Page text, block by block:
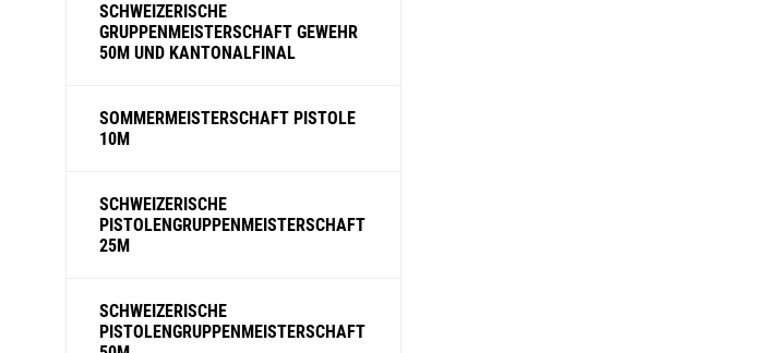
SCHWEIZERISCHE
GRUPPENMEISTERSCHAFT GEWEHR
50M UND KANTONALFINAL
SOMMERMEISTERSCHAFT PISTOLE
10M
SCHWEIZERISCHE
PISTOLENGRUPPENMEISTERSCHAFT
25M
SCHWEIZERISCHE
PISTOLENGRUPPENMEISTERSCHAFT